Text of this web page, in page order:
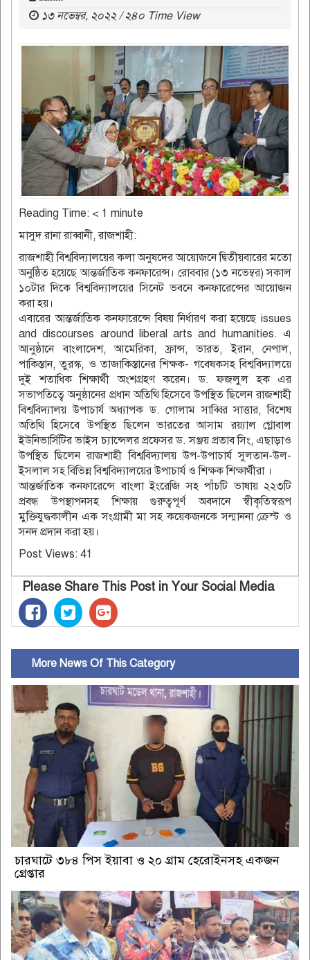
১৩ নভেম্বর, ২০২২ / ২৪০ Time View
Reading Time: < 1 minute
মাসুদ রানা রাব্বানী, রাজশাহী:
রাজশাহী বিশ্ববিদ্যালয়ের কলা অনুষদের আয়োজনে দ্বিতীয়বারের মতো
অনুষ্ঠিত হয়েছে আন্তর্জাতিক কনফারেন্স। রোববার (১৩ নভেম্বর) সকাল
১০টার দিকে বিশ্ববিদ্যালয়ের সিনেট ভবনে কনফারেন্সের আয়োজন
করা হয়।
এবারের আন্তর্জাতিক কনফারেন্সে বিষয় নির্ধারণ করা হয়েছে issues
and discourses around liberal arts and humanities. এ
আনুষ্ঠানে বাংলাদেশ, আমেরিকা, ফ্রান্স, ভারত, ইরান, নেপাল,
পাকিস্তান, তুরস্ক, ও তাজাকিস্তানের শিক্ষক- গবেষকসহ বিশ্ববিদ্যালয়ে
দুই শতাধিক শিক্ষার্থী অংশগ্রহণ করেন। ড. ফজলুল হক এর
সভাপতিত্বে অনুষ্ঠানের প্রধান অতিথি হিসেবে উপস্থিত ছিলেন রাজশাহী
বিশ্ববিদ্যালয় উপাচার্য অধ্যাপক ড. গোলাম সাব্বির সাত্তার, বিশেষ
অতিথি হিসেবে উপস্থিত ছিলেন ভারতের আসাম রয়্যাল গ্লোবাল
ইউনিভার্সিটির ভাইস চ্যান্সেলর প্রফেসর ড. সঞ্জয় প্রতাব সিং, এছাড়াও
উপস্থিত ছিলেন রাজশাহী বিশ্ববিদ্যালয় উপ-উপাচার্য সুলতান-উল-
ইসলাল সহ বিভিন্ন বিশ্ববিদ্যালয়ের উপাচার্য ও শিক্ষক শিক্ষার্থীরা ।
আন্তর্জাতিক কনফারেন্সে বাংলা ইংরেজি সহ পাঁচটি ভাষায় ২২৩টি
প্রবন্ধ উপস্থাপনসহ শিক্ষায় গুরুত্বপূর্ণ অবদানে স্বীকৃতিস্বরূপ
মুক্তিযুদ্ধকালীন এক সংগ্রামী মা সহ কয়েকজনকে সন্মাননা ক্রেস্ট ও
সনদ প্রদান করা হয়।
Post Views: 41
Please Share This Post in Your Social Media
More News Of This Category
চারঘাটে ৩৮৪ পিস ইয়াবা ও ২০ গ্রাম হেরোইনসহ একজন
গ্রেপ্তার